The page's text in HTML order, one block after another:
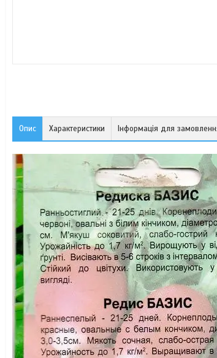
Опис Характеристики Інформація для